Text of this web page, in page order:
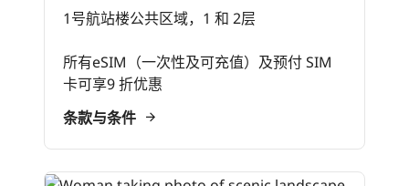
1号航站楼公共区域，1 和 2层
所有eSIM（一次性及可充值）及预付 SIM
卡可享9 折优惠
条款与条件